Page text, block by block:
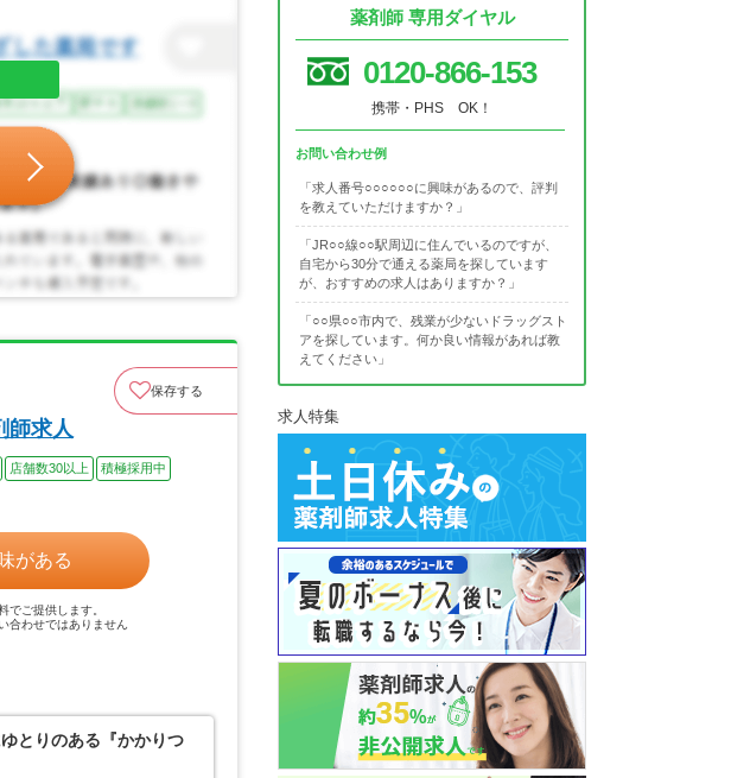
保存する
師求人
店舗数30以上
積極採用中
がある
でご提供します。
合わせではありません
とりのある『かかりつ
薬剤師 専用ダイヤル
0120-866-153
携帯・PHS OK！
お問い合わせ例
「求人番号○○○○○○に興味があるので、評判
を教えていただけますか？」
「JR○○線○○駅周辺に住んでいるのですが、
自宅から30分で通える薬局を探しています
が、おすすめの求人はありますか？」
「○○県○○市内で、残業が少ないドラッグスト
アを探しています。何か良い情報があれば教
えてください」
求人特集